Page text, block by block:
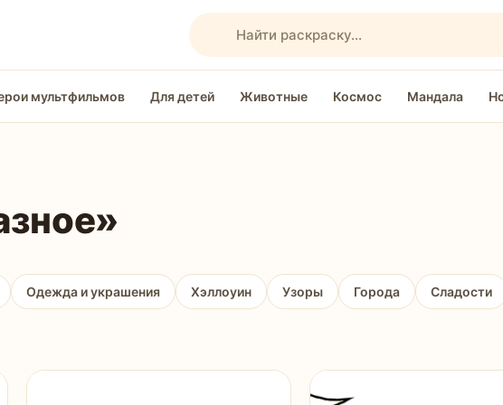
Поиск раскрасок
мультфильмов Для детей Животные Космос Мандала
Одежда и украшения Хэллоуин Узоры Города Сладости